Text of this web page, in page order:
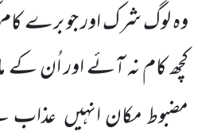
وہ لوگ شرک اور جو برے
کچھ کام نہ آئےاور اُن کے
مضبوط مکان انہیں عذاب